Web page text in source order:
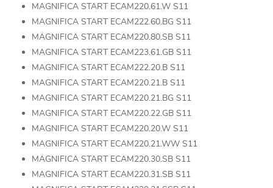
MAGNIFICA START ECAM220.61.W S11
MAGNIFICA START ECAM222.60.BG S11
MAGNIFICA START ECAM220.80.SB S11
MAGNIFICA START ECAM223.61.GB S11
MAGNIFICA START ECAM222.20.B S11
MAGNIFICA START ECAM220.21.B S11
MAGNIFICA START ECAM220.21.BG S11
MAGNIFICA START ECAM220.22.GB S11
MAGNIFICA START ECAM220.20.W S11
MAGNIFICA START ECAM220.21.WW S11
MAGNIFICA START ECAM220.30.SB S11
MAGNIFICA START ECAM220.31.SB S11